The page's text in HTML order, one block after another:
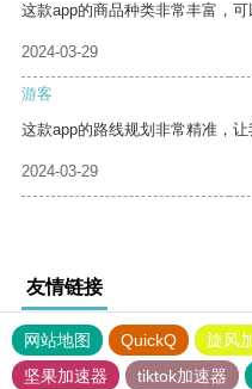
这款app的商品种类非常丰富，可
2024-03-29
游客
这款app的路线规划非常精准，让
2024-03-29
友情链接
网站地图 QuickQ 旋风
坚果加速器
tiktok加速器